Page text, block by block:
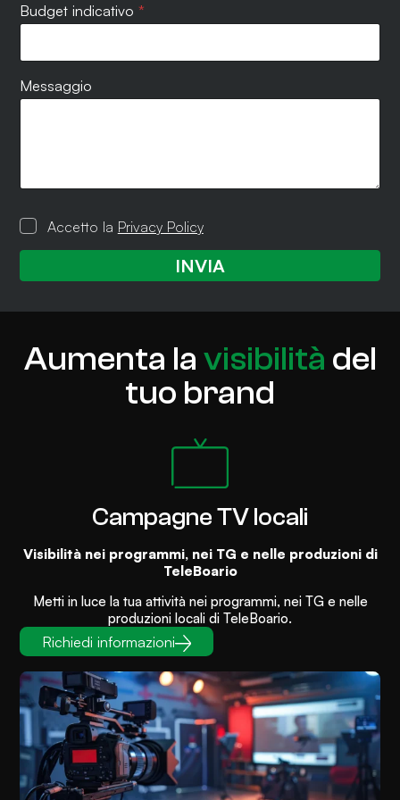
Budget indicativo*
Messaggio
r
a
y
Accetto la Privacy Policy
INVIA
Aumenta la visibilità del
tuo brand
Campagne TV locali
Visibilità nei programmi, nei TG e nelle produzioni di
TeleBoario
Metti in luce la tua attività nei programmi, nei TG e nelle
produzioni locali di TeleBoario.
Richiedi informazioni